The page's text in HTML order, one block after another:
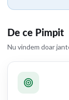
De ce Pimpit
Nu vindem doar